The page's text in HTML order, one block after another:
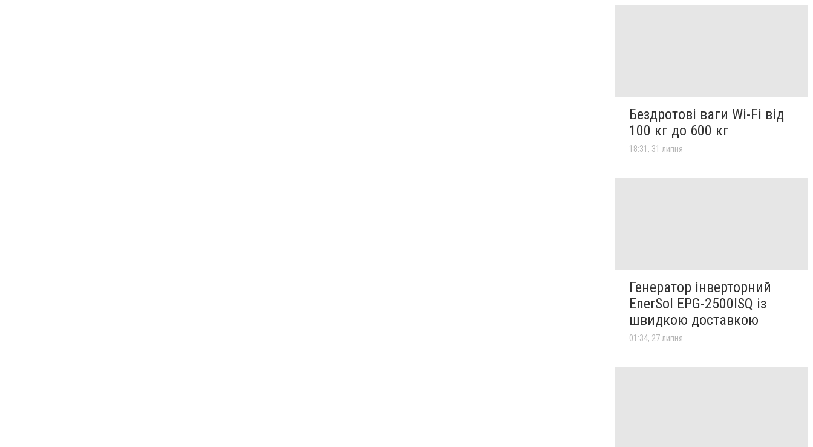
Бездротові ваги Wi-Fi від
100 кг до 600 кг
18:31, 31 липня
Генератор інверторний
EnerSol EPG-2500ISQ із
швидкою доставкою
01:34, 27 липня